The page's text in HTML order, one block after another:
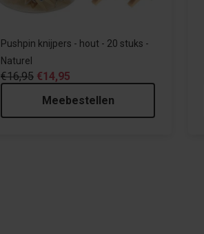
Pushpin knijpers - hout - 20 stuks -
Naturel
€16,95 €14,95
Meebestellen